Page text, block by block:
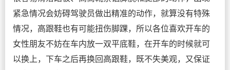
紧急情况会妨碍驾驶员做出精准的动作，就算没有特殊
情况，高跟鞋也有可能扭伤脚踝，所以各位喜欢开车的
女性朋友不妨在车内放一双平底鞋，在开车的时候就可
以换上，下车之后再换回高跟鞋，既不失美观，又保证